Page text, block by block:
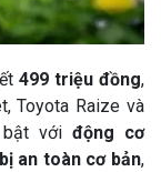
499 triệu đồng,
Toyota Raize và
bật với động cơ
an toàn cơ bản,